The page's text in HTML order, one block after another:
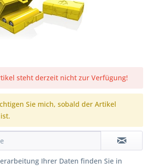
steht derzeit nicht zur Verfügung!
Sie mich, sobald der Artikel
Ihrer Daten finden Sie in